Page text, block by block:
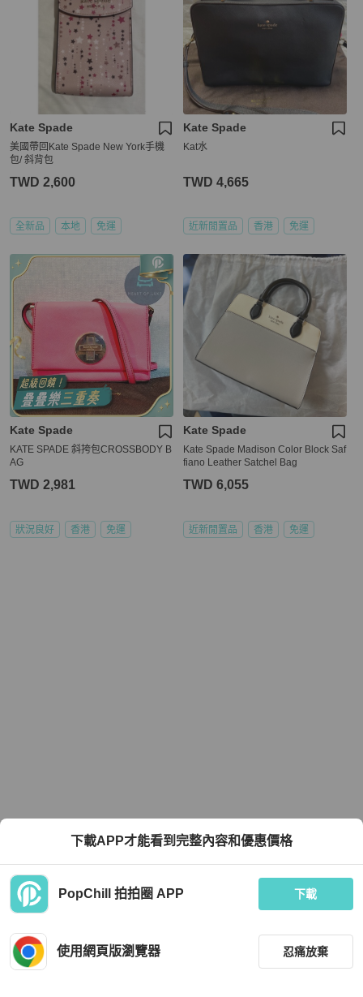
Kate Spade
美國帶回Kate Spade New York手機
包/ 斜背包
TWD 2,600
全新品 本地 免運
Kate Spade
Kat水
TWD 4,665
近新閒置品 香港 免運
Kate Spade
KATE SPADE 斜挎包CROSSBODY B
AG
TWD 2,981
狀況良好 香港 免運
Kate Spade
Kate Spade Madison Color Block Saf
fiano Leather Satchel Bag
TWD 6,055
近新閒置品 香港 免運
下載APP才能看到完整內容和優惠價格
PopChill 拍拍圈 APP 下載
使用網頁版瀏覽器 忍痛放棄